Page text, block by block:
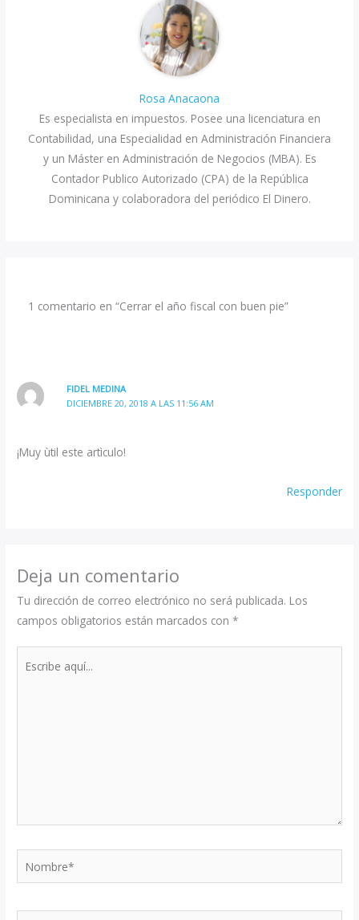
Rosa Anacaona
Es especialista en impuestos. Posee una licenciatura en
Contabilidad, una Especialidad en Administración Financiera
y un Máster en Administración de Negocios (MBA). Es
Contador Publico Autorizado (CPA) de la República
Dominicana y colaboradora del periódico El Dinero.
1 comentario en “Cerrar el año fiscal con buen pie”
FIDEL MEDINA
DICIEMBRE 20, 2018 A LAS 11:56 AM
¡Muy ùtil este artìculo!
Responder
Deja un comentario
Tu dirección de correo electrónico no será publicada. Los
campos obligatorios están marcados con*
Nombre*